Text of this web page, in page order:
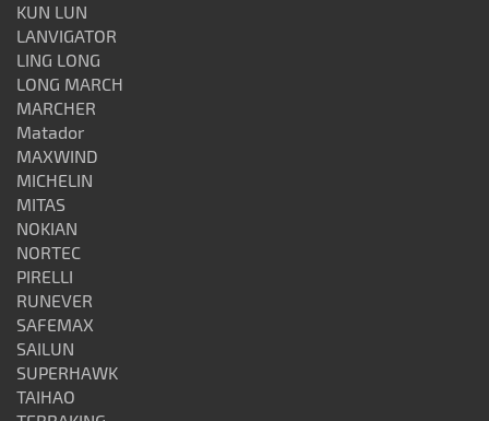
KUN LUN
LANVIGATOR
LING LONG
LONG MARCH
MARCHER
Matador
MAXWIND
MICHELIN
MITAS
NOKIAN
NORTEC
PIRELLI
RUNEVER
SAFEMAX
SAILUN
SUPERHAWK
TAIHAO